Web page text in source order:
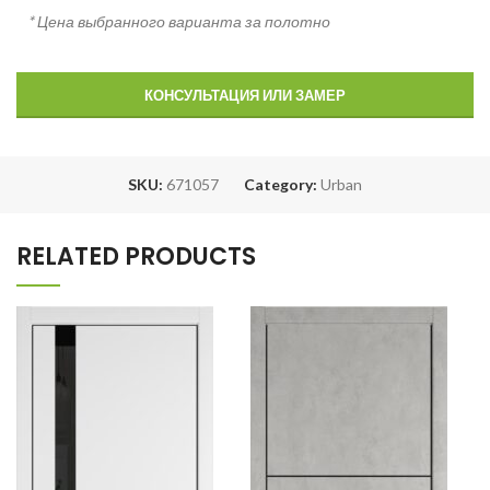
* Цена выбранного варианта за полотно
КОНСУЛЬТАЦИЯ ИЛИ ЗАМЕР
SKU: 671057 Category: Urban
RELATED PRODUCTS